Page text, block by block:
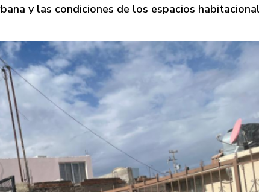
y las condiciones de los espacios